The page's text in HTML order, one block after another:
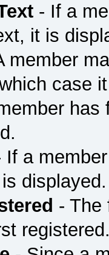
- If a
it is
member
case
has
If a
displayed.
- The